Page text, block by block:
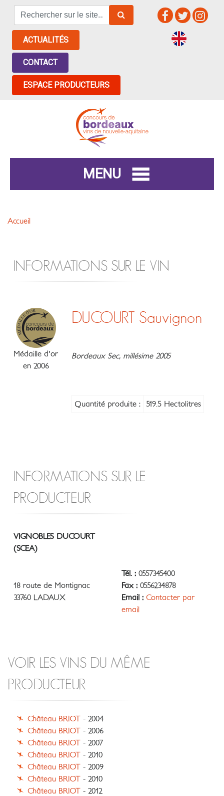
ACTUALITÉS
CONTACT
ESPACE PRODUCTEURS
MENU
Accueil
INFORMATIONS SUR LE VIN
Médaille d'or
en 2006
DUCOURT Sauvignon
Bordeaux Sec, millésime 2005
Quantité produite : 519.5 Hectolitres
INFORMATIONS SUR LE
PRODUCTEUR
VIGNOBLES DUCOURT
(SCEA)
18 route de Montignac
33760 LADAUX
Tél. : 0557345400
Fax : 0556234878
Email : Contacter par
email
VOIR LES VINS DU MÊME
PRODUCTEUR
Château BRIOT - 2004
Château BRIOT - 2006
Château BRIOT - 2007
Château BRIOT - 2010
Château BRIOT - 2009
Château BRIOT - 2010
Château BRIOT - 2012